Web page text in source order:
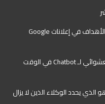
تحديث عروض الأسعار المستندة إلى الأهداف في إعلانات Google
X Live-Tweets معركتها ضد البريد العشوائي لـ Chatbot في الوقت
يحدد الوكلاء الذين لا يزال